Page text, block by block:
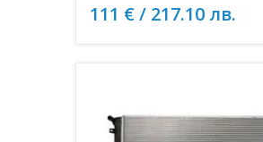
111 € / 217.10 лв.